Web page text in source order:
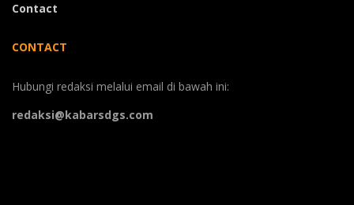
Contact
CONTACT
Hubungi redaksi melalui email di bawah ini:
redaksi@kabarsdgs.com